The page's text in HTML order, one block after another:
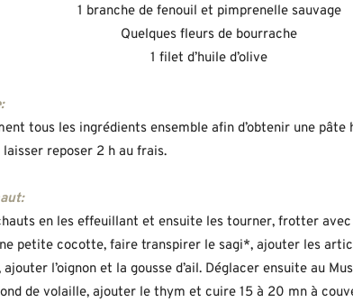
1 branche de fenouil et pimprenelle sauvage
Quelques fleurs de bourrache
1 filet d’huile d’olive
tous les ingrédients ensemble afin d’obtenir une pâte
reposer 2 h au frais.
en les effeuillant et ensuite les tourner, frotter
petite cocotte, faire transpirer le sagi*, ajouter les
l’oignon et la gousse d’ail. Déglacer ensuite au
de volaille, ajouter le thym et cuire 15 à 20 mn à